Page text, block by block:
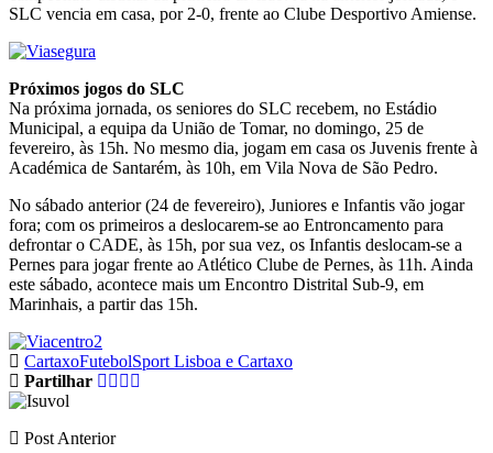
SLC vencia em casa, por 2-0, frente ao Clube Desportivo Amiense.
Próximos jogos do SLC
Na próxima jornada, os seniores do SLC recebem, no Estádio
Municipal, a equipa da União de Tomar, no domingo, 25 de
fevereiro, às 15h. No mesmo dia, jogam em casa os Juvenis frente à
Académica de Santarém, às 10h, em Vila Nova de São Pedro.
No sábado anterior (24 de fevereiro), Juniores e Infantis vão jogar
fora; com os primeiros a deslocarem-se ao Entroncamento para
defrontar o CADE, às 15h, por sua vez, os Infantis deslocam-se a
Pernes para jogar frente ao Atlético Clube de Pernes, às 11h. Ainda
este sábado, acontece mais um Encontro Distrital Sub-9, em
Marinhais, a partir das 15h.
CartaxoFutebolSport Lisboa e Cartaxo
Partilhar
Post Anterior